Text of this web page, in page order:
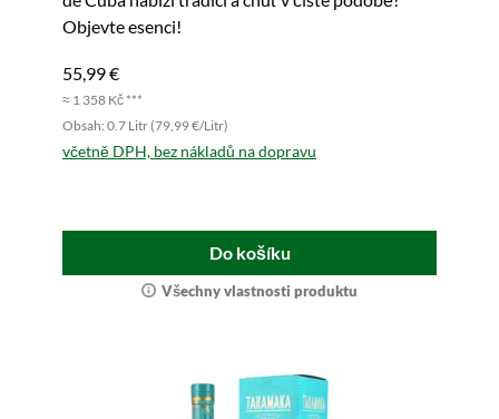
Objevte esenci!
55,99 €
≈ 1 358 Kč ***
Obsah: 0.7 Litr (79,99 €/Litr)
včetně DPH, bez nákladů na dopravu
Do košíku
Všechny vlastnosti produktu